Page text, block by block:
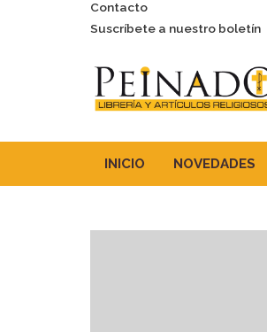
Contacto
Suscríbete a nuestro boletín
INICIO NOVEDADES